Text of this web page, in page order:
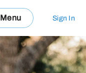
Menu Sign In